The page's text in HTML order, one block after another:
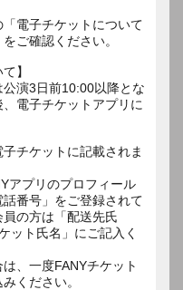
電子チケットについて
ご確認ください。
】
演3日前10:00以降とな
電子チケットアプリに
チケットに記載されま
アプリのプロフィール
番号」をご登録されて
の方は「配送先氏
ット氏名」にご記入く
、一度FANYチケット
みください。